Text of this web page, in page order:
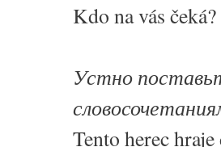
Kdo na vás čeká?
Устно
Tento herec